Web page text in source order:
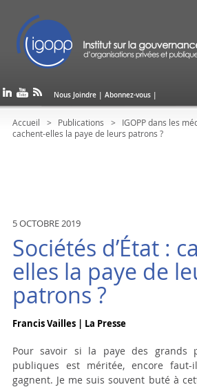
Nous Joindre |Abonnez-vous |
Accueil Publications IGOPP dans les
cachent-elles la paye de leurs patrons ?
5 OCTOBRE 2019
Sociétés d’État :
elles la paye de
patrons ?
Francis Vailles | La Presse
Pour savoir si la paye des grands
publiques est méritée, encore
gagnent. Je me suis souvent buté à